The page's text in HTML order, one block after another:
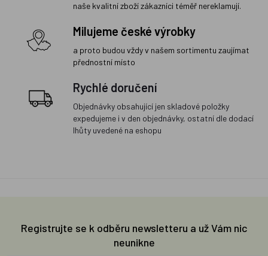
naše kvalitní zboží zákazníci téměř nereklamují.
Milujeme české výrobky
a proto budou vždy v našem sortimentu zaujímat
přednostní místo
Rychlé doručení
Objednávky obsahující jen skladové položky
expedujeme i v den objednávky, ostatní dle dodací
lhůty uvedené na eshopu
Registrujte se k odběru newsletteru a už Vám nic
neunikne